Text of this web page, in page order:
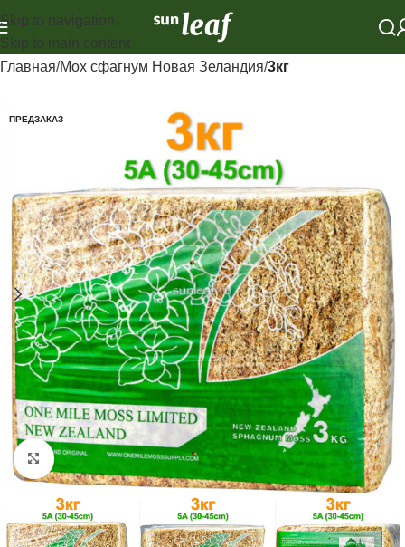
Skip to navigation
Skip to main content
Главная Мох сфагнум Новая Зеландия 3кг
ПРЕДЗАКАЗ
Click to enlarge